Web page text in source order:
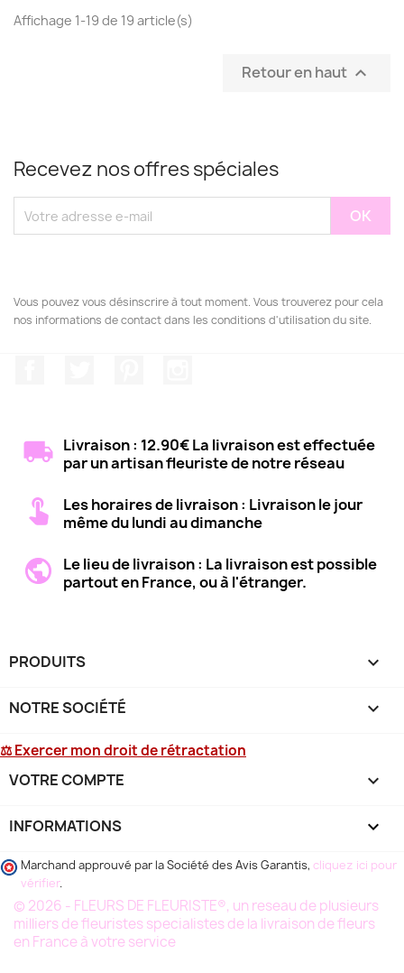
Affichage 1-19 de 19 article(s)
Retour en haut 
Recevez nos offres spéciales
Vous pouvez vous désinscrire à tout moment. Vous trouverez pour cela
nos informations de contact dans les conditions d'utilisation du site.
Livraison : 12.90€ La livraison est effectuée
par un artisan fleuriste de notre réseau
Les horaires de livraison : Livraison le jour
même du lundi au dimanche
Le lieu de livraison : La livraison est possible
partout en France, ou à l'étranger.
PRODUITS 
NOTRE SOCIÉTÉ 
⚖ Exercer mon droit de rétractation
VOTRE COMPTE 
INFORMATIONS keyboard_arrow_down
Marchand approuvé par la Société des Avis Garantis, cliquez ici pour
vérifier.
© 2026 - FLEURS DE FLEURISTE®, un reseau de plusieurs
milliers de fleuristes specialistes de la livraison de fleurs
en France à votre service